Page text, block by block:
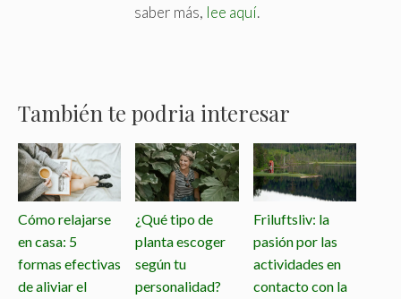
saber más, lee aquí.
También te podria interesar
Cómo relajarse
en casa: 5
formas efectivas
de aliviar el
¿Qué tipo de
planta escoger
según tu
personalidad?
Friluftsliv: la
pasión por las
actividades en
contacto con la